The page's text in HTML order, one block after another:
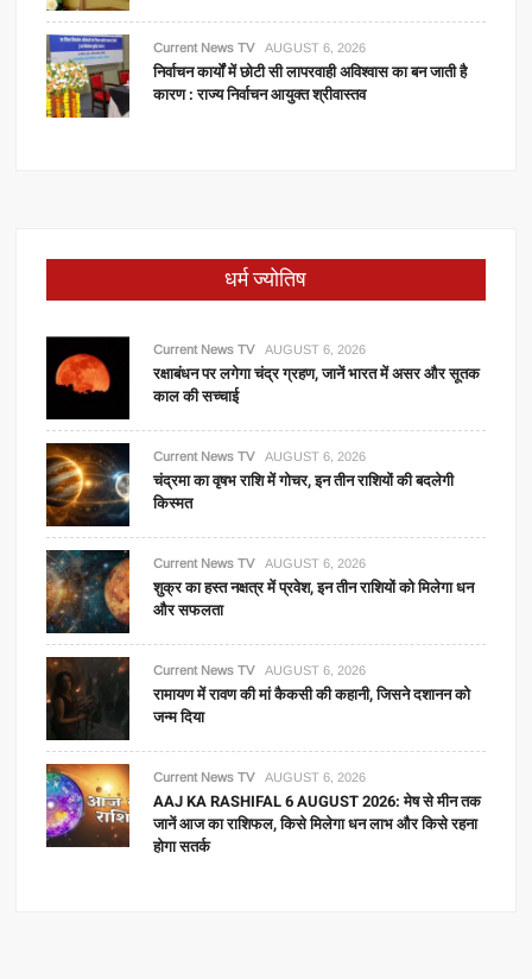
Current News TV AUGUST 6, 2026
निर्वाचन कार्यों में छोटी सी लापरवाही अविश्वास का बन जाती है
कारण : राज्य निर्वाचन आयुक्त श्रीवास्तव
धर्म ज्योतिष
Current News TV AUGUST 6, 2026
रक्षाबंधन पर लगेगा चंद्र ग्रहण, जानें भारत में असर और सूतक
काल की सच्चाई
Current News TV AUGUST 6, 2026
चंद्रमा का वृषभ राशि में गोचर, इन तीन राशियों की बदलेगी
किस्मत
Current News TV AUGUST 6, 2026
शुक्र का हस्त नक्षत्र में प्रवेश, इन तीन राशियों को मिलेगा धन
और सफलता
Current News TV AUGUST 6, 2026
रामायण में रावण की मां कैकसी की कहानी, जिसने दशानन को
जन्म दिया
Current News TV AUGUST 6, 2026
AAJ KA RASHIFAL 6 AUGUST 2026: मेष से मीन तक
जानें आज का राशिफल, किसे मिलेगा धन लाभ और किसे रहना
होगा सतर्क